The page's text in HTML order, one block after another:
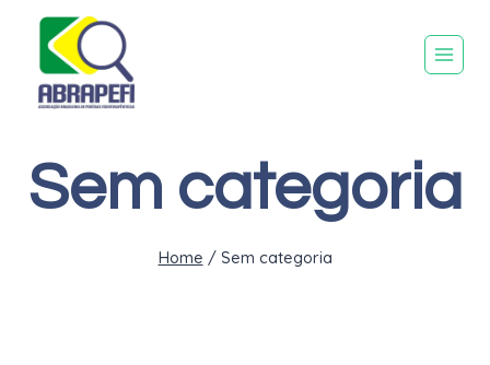
Sem categoria
Home / Sem categoria